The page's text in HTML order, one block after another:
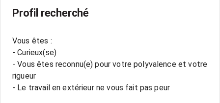
Profil recherché
Vous êtes :
- Curieux(se)
- Vous êtes reconnu(e) pour votre polyvalence et votre
rigueur
- Le travail en extérieur ne vous fait pas peur